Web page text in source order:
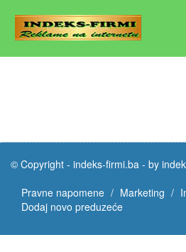
© Copyright - indeks-firmi.ba - by
Pravne napomene
Marketing
Dodaj novo preduzeće